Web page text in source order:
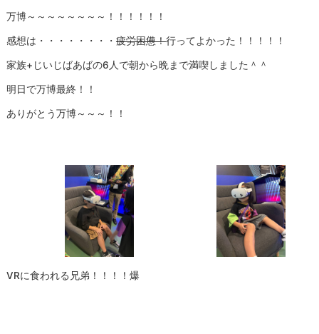
万博～～～～～～～～！！！！！！
感想は・・・・・・・・ 疲労困憊！行ってよかった！！！！！
家族+じいじばあばの6人で朝から晩まで満喫しました＾＾
明日で万博最終！！
ありがとう万博～～～！！
VRに食われる兄弟！！！！爆